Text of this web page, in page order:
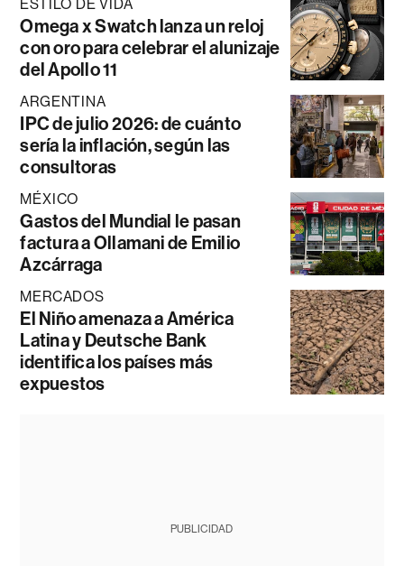
ESTILO DE VIDA
Omega x Swatch lanza un reloj
con oro para celebrar el alunizaje
del Apollo 11
ARGENTINA
IPC de julio 2026: de cuánto
sería la inflación, según las
consultoras
MÉXICO
Gastos del Mundial le pasan
factura a Ollamani de Emilio
Azcárraga
MERCADOS
El Niño amenaza a América
Latina y Deutsche Bank
identifica los países más
expuestos
PUBLICIDAD